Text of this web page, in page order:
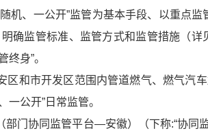
机、一公开”监管为基本手段、以重点
确监管标准、监管方式和监管措施（
身”。
和市开发区范围内管道燃气、燃气汽
公开”日常监管。
门协同监管平台—安徽）（下称:“协同